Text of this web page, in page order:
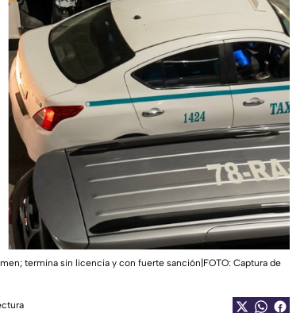
termina sin licencia y con fuerte sanción|FOTO: Captura de